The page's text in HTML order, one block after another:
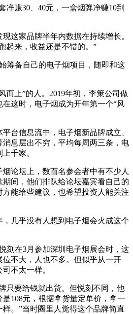
净赚30、40元，一盒烟弹净赚10到
这家品牌半年内数据在持续增长。
起来，收益还是不错的。”
筹备自己的电子烟项目，随即和这
而上”的人。2019年初，李策公司做
这时，电子烟成为开年第一个“风
台信息流中，电子烟新品牌成立、
息层出不穷，平均每周两三条，电
千家。
烟论坛上，数百名参会者中有不少人
间，他们排队给论坛嘉宾看自己的
能给些建议，也希望投资人能关注
几乎没有人想到电子烟会火成这个
刻在3月参加深圳电子烟展会时，这
不大，人也不多。但似乎从一开
不太一样。
只要给钱就出货。但悦刻不同，他
108元，根据拿货量定单价，拿一
。”当时圈里人觉得这个品牌简直